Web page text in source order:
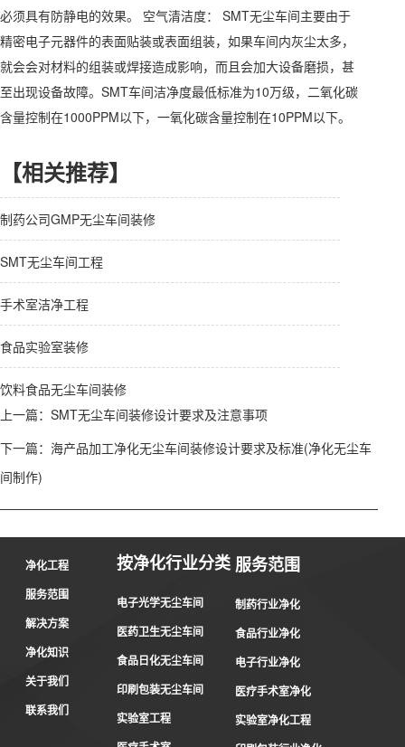
必须具有防静电的效果。 空气清洁度： SMT无尘车间主要由于
精密电子元器件的表面贴装或表面组装，如果车间内灰尘太多，
就会会对材料的组装或焊接造成影响，而且会加大设备磨损，甚
至出现设备故障。SMT车间洁净度最低标准为10万级，二氧化碳
含量控制在1000PPM以下，一氧化碳含量控制在10PPM以下。
【相关推荐】
制药公司GMP无尘车间装修
SMT无尘车间工程
手术室洁净工程
食品实验室装修
饮料食品无尘车间装修
上一篇： SMT无尘车间装修设计要求及注意事项
下一篇： 海产品加工净化无尘车间装修设计要求及标准(净化无尘车
间制作)
净化工程
服务范围
解决方案
净化知识
关于我们
联系我们
按净化行业分类
电子光学无尘车间
医药卫生无尘车间
食品日化无尘车间
印刷包装无尘车间
实验室工程
服务范围
制药行业净化
食品行业净化
电子行业净化
医疗手术室净化
实验室净化工程